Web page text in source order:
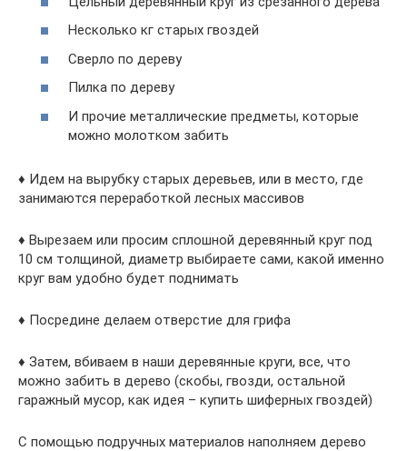
Несколько кг старых гвоздей
Сверло по дереву
Пилка по дереву
И прочие металлические предметы, которые
можно молотком забить
♦ Идем на вырубку старых деревьев, или в место, где
занимаются переработкой лесных массивов
♦ Вырезаем или просим сплошной деревянный круг под
10 см толщиной, диаметр выбираете сами, какой именно
круг вам удобно будет поднимать
♦ Посредине делаем отверстие для грифа
♦ Затем, вбиваем в наши деревянные круги, все, что
можно забить в дерево (скобы, гвозди, остальной
гаражный мусор, как идея – купить шиферных гвоздей)
С помощью подручных материалов наполняем дерево